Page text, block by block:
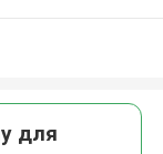
для